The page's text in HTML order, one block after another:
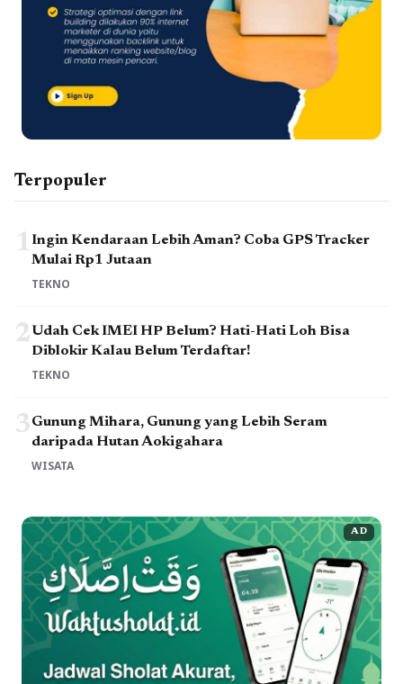
Terpopuler
1Ingin Kendaraan Lebih Aman? Coba GPS Tracker
Mulai Rp1 Jutaan
TEKNO
2Udah Cek IMEI HP Belum? Hati-Hati Loh Bisa
Diblokir Kalau Belum Terdaftar!
TEKNO
3Gunung Mihara, Gunung yang Lebih Seram
daripada Hutan Aokigahara
WISATA
AD